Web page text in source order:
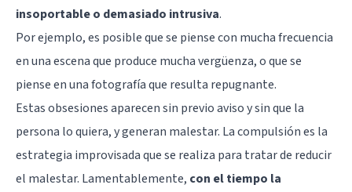
insoportable o demasiado intrusiva.
Por ejemplo, es posible que se piense con mucha frecuencia
en una escena que produce mucha vergüenza, o que se
piense en una fotografía que resulta repugnante.
Estas obsesiones aparecen sin previo aviso y sin que la
persona lo quiera, y generan malestar. La compulsión es la
estrategia improvisada que se realiza para tratar de reducir
el malestar. Lamentablemente, con el tiempo la